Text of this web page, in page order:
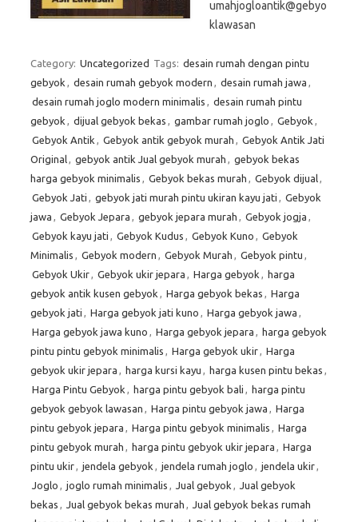
umahjogloantik@gebyo
klawasan
Category: Uncategorized Tags: desain rumah dengan pintu
gebyok , desain rumah gebyok modern , desain rumah jawa ,
desain rumah joglo modern minimalis , desain rumah pintu
gebyok , dijual gebyok bekas , gambar rumah joglo , Gebyok ,
Gebyok Antik , Gebyok antik gebyok murah , Gebyok Antik Jati
Original, gebyok antik Jual gebyok murah , gebyok bekas
harga gebyok minimalis , Gebyok bekas murah , Gebyok dijual,
Gebyok Jati , gebyok jati murah pintu ukiran kayu jati , Gebyok
jawa , Gebyok Jepara , gebyok jepara murah , Gebyok jogja ,
Gebyok kayu jati , Gebyok Kudus , Gebyok Kuno , Gebyok
Minimalis , Gebyok modern , Gebyok Murah , Gebyok pintu ,
Gebyok Ukir, Gebyok ukir jepara , Harga gebyok , harga
gebyok antik kusen gebyok , Harga gebyok bekas , Harga
gebyok jati , Harga gebyok jati kuno , Harga gebyok jawa ,
Harga gebyok jawa kuno , Harga gebyok jepara , harga gebyok
pintu pintu gebyok minimalis , Harga gebyok ukir, Harga
gebyok ukir jepara , harga kursi kayu , harga kusen pintu bekas ,
Harga Pintu Gebyok , harga pintu gebyok bali , harga pintu
gebyok gebyok lawasan , Harga pintu gebyok jawa , Harga
pintu gebyok jepara , Harga pintu gebyok minimalis , Harga
pintu gebyok murah , harga pintu gebyok ukir jepara , Harga
pintu ukir, jendela gebyok , jendela rumah joglo , jendela ukir,
Joglo , joglo rumah minimalis , Jual gebyok , Jual gebyok
bekas , Jual gebyok bekas murah , Jual gebyok bekas rumah